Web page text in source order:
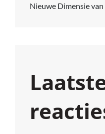
Nieuwe Dimensie